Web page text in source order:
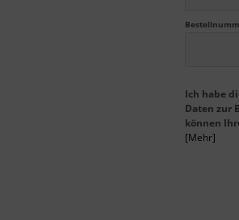
Ich habe
Daten zur
können
[Mehr]